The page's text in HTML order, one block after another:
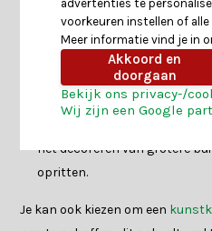
Kerstverlichting 30 meter:
grotekunstkerstbomen van
verlichten. Perfect voor
warme ambiance te creëren.
Kerstverlichting 40 meter:
het decoreren van grotere
opritten.
Je kan ook kiezen om een
advertenties te
voorkeuren instellen of
Meer informatie vind je in
Akkoord en
doorgaan
Bekijk ons privacy-/
Wij zijn een Google